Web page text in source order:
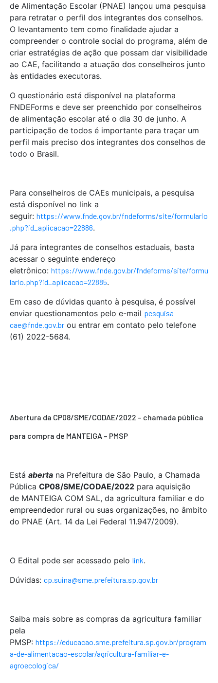
de Alimentação Escolar (PNAE) lançou uma pesquisa
para retratar o perfil dos integrantes dos conselhos.
O levantamento tem como finalidade ajudar a
compreender o controle social do programa, além de
criar estratégias de ação que possam dar visibilidade
ao CAE, facilitando a atuação dos conselheiros junto
às entidades executoras.
O questionário está disponível na plataforma
FNDEForms e deve ser preenchido por conselheiros
de alimentação escolar até o dia 30 de junho. A
participação de todos é importante para traçar um
perfil mais preciso dos integrantes dos conselhos de
todo o Brasil.
Para conselheiros de CAEs municipais, a pesquisa
está disponível no link a
seguir: https://www.fnde.gov.br/fndeforms/site/formulario
.php?id_aplicacao=22886.
Já para integrantes de conselhos estaduais, basta
acessar o seguinte endereço
eletrônico: https://www.fnde.gov.br/fndeforms/site/formu
lario.php?id_aplicacao=22885.
Em caso de dúvidas quanto à pesquisa, é possível
enviar questionamentos pelo e-mail pesquisa-
cae@fnde.gov.br ou entrar em contato pelo telefone
(61) 2022-5684.
Abertura da CP08/SME/CODAE/2022 – chamada pública
para compra de MANTEIGA – PMSP
Está aberta na Prefeitura de São Paulo, a Chamada
Pública CP08/SME/CODAE/2022 para aquisição
de MANTEIGA COM SAL, da agricultura familiar e do
empreendedor rural ou suas organizações, no âmbito
do PNAE (Art. 14 da Lei Federal 11.947/2009).
O Edital pode ser acessado pelo link.
Dúvidas: cp.suina@sme.prefeitura.sp.gov.br
Saiba mais sobre as compras da agricultura familiar
pela
PMSP: https://educacao.sme.prefeitura.sp.gov.br/program
a-de-alimentacao-escolar/agricultura-familiar-e-
agroecologica/